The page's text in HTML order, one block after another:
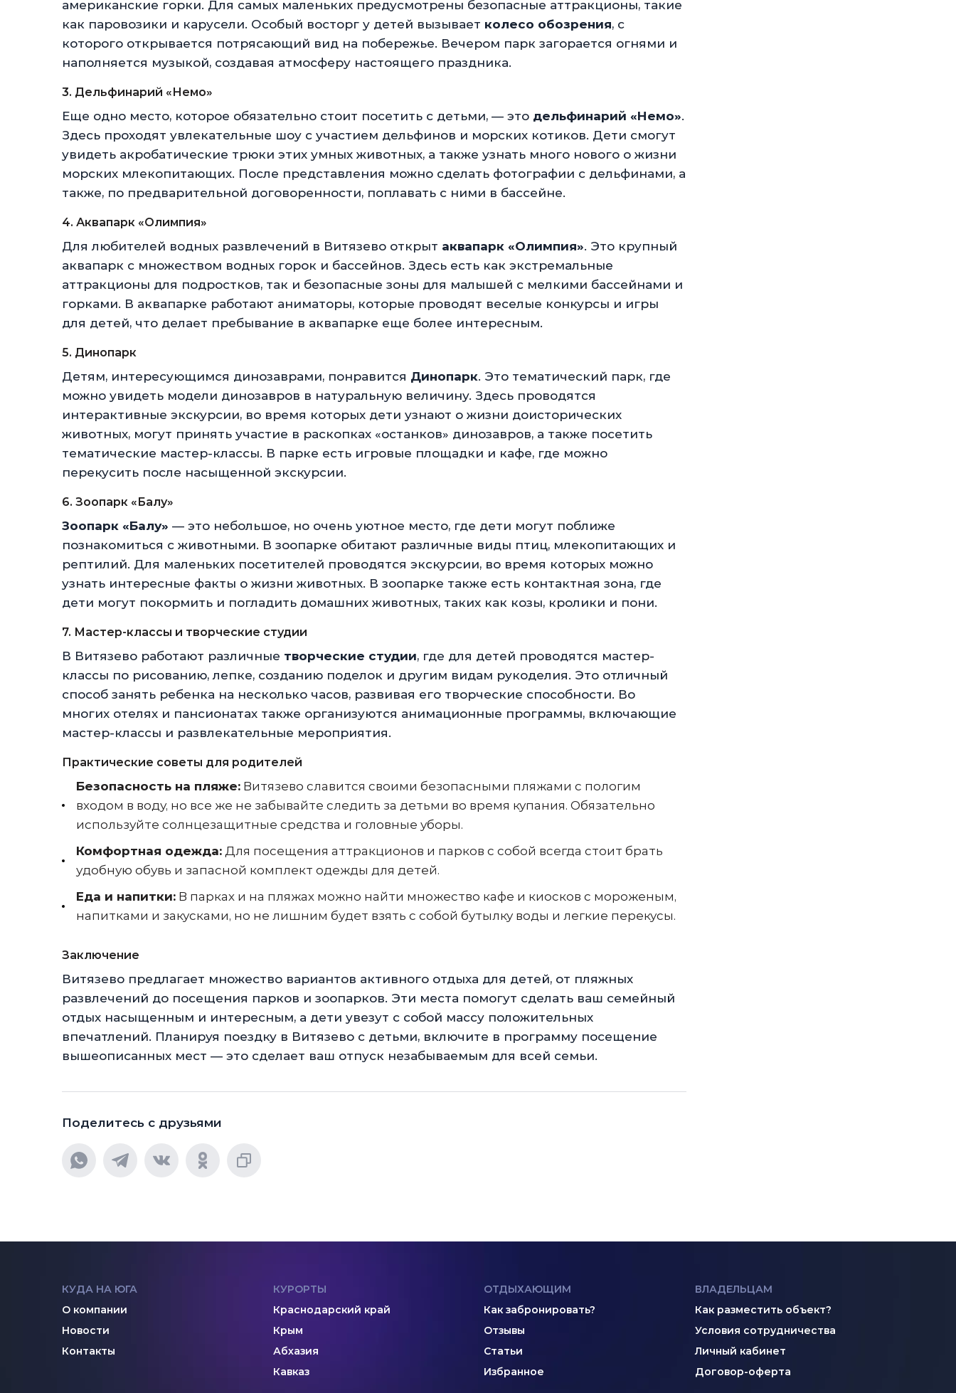
американские горки. Для самых маленьких предусмотрены безопасные аттракционы, такие
как паровозики и карусели. Особый восторг у детей вызывает колесо обозрения, с
которого открывается потрясающий вид на побережье. Вечером парк загорается огнями и
наполняется музыкой, создавая атмосферу настоящего праздника.
3. Дельфинарий «Немо»
Еще одно место, которое обязательно стоит посетить с детьми, — это дельфинарий «Немо».
Здесь проходят увлекательные шоу с участием дельфинов и морских котиков. Дети смогут
увидеть акробатические трюки этих умных животных, а также узнать много нового о жизни
морских млекопитающих. После представления можно сделать фотографии с дельфинами, а
также, по предварительной договоренности, поплавать с ними в бассейне.
4. Аквапарк «Олимпия»
Для любителей водных развлечений в Витязево открыт аквапарк «Олимпия». Это крупный
аквапарк с множеством водных горок и бассейнов. Здесь есть как экстремальные
аттракционы для подростков, так и безопасные зоны для малышей с мелкими бассейнами и
горками. В аквапарке работают аниматоры, которые проводят веселые конкурсы и игры
для детей, что делает пребывание в аквапарке еще более интересным.
5. Динопарк
Детям, интересующимся динозаврами, понравится Динопарк. Это тематический парк, где
можно увидеть модели динозавров в натуральную величину. Здесь проводятся
интерактивные экскурсии, во время которых дети узнают о жизни доисторических
животных, могут принять участие в раскопках «останков» динозавров, а также посетить
тематические мастер-классы. В парке есть игровые площадки и кафе, где можно
перекусить после насыщенной экскурсии.
6. Зоопарк «Балу»
Зоопарк «Балу» — это небольшое, но очень уютное место, где дети могут поближе
познакомиться с животными. В зоопарке обитают различные виды птиц, млекопитающих и
рептилий. Для маленьких посетителей проводятся экскурсии, во время которых можно
узнать интересные факты о жизни животных. В зоопарке также есть контактная зона, где
дети могут покормить и погладить домашних животных, таких как козы, кролики и пони.
7. Мастер-классы и творческие студии
В Витязево работают различные творческие студии, где для детей проводятся мастер-
классы по рисованию, лепке, созданию поделок и другим видам рукоделия. Это отличный
способ занять ребенка на несколько часов, развивая его творческие способности. Во
многих отелях и пансионатах также организуются анимационные программы, включающие
мастер-классы и развлекательные мероприятия.
Практические советы для родителей
Безопасность на пляже: Витязево славится своими безопасными пляжами с пологим
входом в воду, но все же не забывайте следить за детьми во время купания. Обязательно
используйте солнцезащитные средства и головные уборы.
Комфортная одежда: Для посещения аттракционов и парков с собой всегда стоит брать
удобную обувь и запасной комплект одежды для детей.
Еда и напитки: В парках и на пляжах можно найти множество кафе и киосков с мороженым,
напитками и закусками, но не лишним будет взять с собой бутылку воды и легкие перекусы.
Заключение
Витязево предлагает множество вариантов активного отдыха для детей, от пляжных
развлечений до посещения парков и зоопарков. Эти места помогут сделать ваш семейный
отдых насыщенным и интересным, а дети увезут с собой массу положительных
впечатлений. Планируя поездку в Витязево с детьми, включите в программу посещение
вышеописанных мест — это сделает ваш отпуск незабываемым для всей семьи.
Поделитесь с друзьями
КУДА НА ЮГА
О компании
Новости
Контакты
КУРОРТЫ
Краснодарский край
Крым
Абхазия
Кавказ
ОТДЫХАЮЩИМ
Как забронировать?
Отзывы
Статьи
Избранное
ВЛАДЕЛЬЦАМ
Как разместить объект?
Условия сотрудничества
Личный кабинет
Договор-оферта